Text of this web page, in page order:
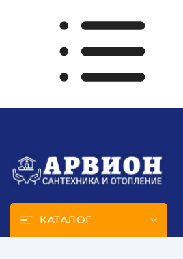
КАТАЛОГ